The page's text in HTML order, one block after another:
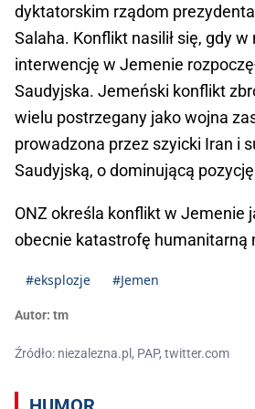
dyktatorskim rządom
Salaha. Konflikt nasilił się, gdy
interwencję w Jemenie
Saudyjska. Jemeński konflikt
wielu postrzegany jako wojna
prowadzona przez szyicki Iran i
Saudyjską, o dominującą
ONZ określa konflikt w Jemenie
obecnie katastrofę humanitarną
#eksplozje #Jemen
Autor: tm
Źródło: niezalezna.pl, PAP, twitter.com